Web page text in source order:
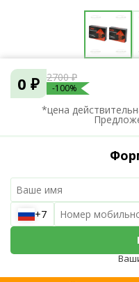
0 ₽ 2700 ₽
-100%
*цена
+7